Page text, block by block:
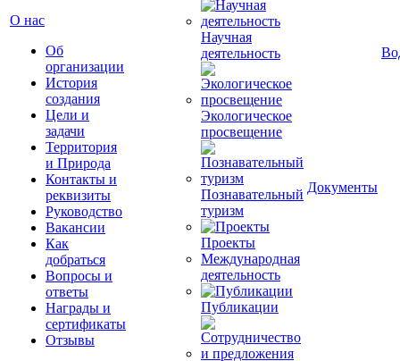
О нас
Об
организации
История
создания
Цели и
задачи
Территория
и Природа
Контакты и
реквизиты
Руководство
Вакансии
Как
добраться
Вопросы и
ответы
Награды и
сертификаты
Отзывы
Научная
деятельность
Экологическое
просвещение
Познавательный
туризм
Проекты
Международная
деятельность
Публикации
Документы